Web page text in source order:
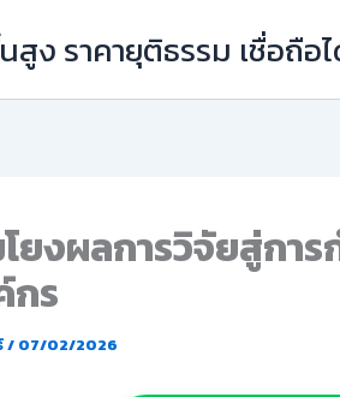
ง ราคายุติธรรม เชื่อถื
โยงผลการวิจัยสู่กา
กร
/ 07/02/2026